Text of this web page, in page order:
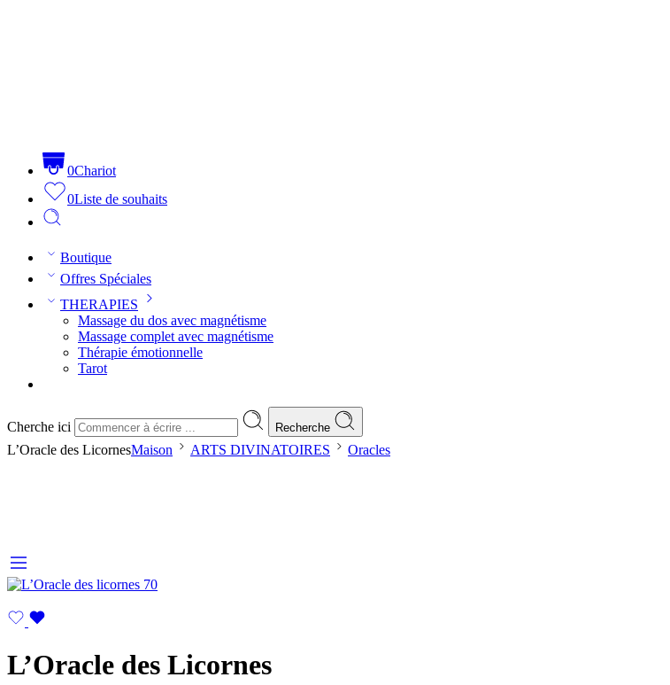
0Chariot
0Liste de souhaits
Boutique
Offres Spéciales
THERAPIES
Massage du dos avec magnétisme
Massage complet avec magnétisme
Thérapie émotionnelle
Tarot
Cherche ici Recherche
L’Oracle des LicornesMaison ARTS DIVINATOIRES Oracles
L’Oracle des Licornes